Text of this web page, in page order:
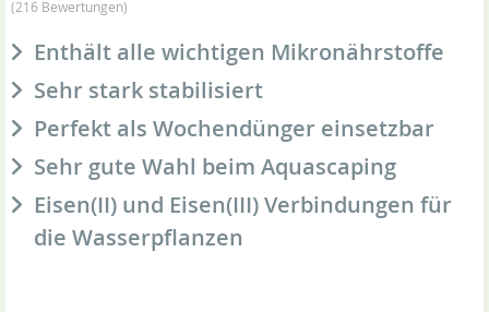
(216 Bewertungen)
Enthält alle wichtigen Mikronährstoffe
Sehr stark stabilisiert
Perfekt als Wochendünger einsetzbar
Sehr gute Wahl beim Aquascaping
Eisen(II) und Eisen(III) Verbindungen für
die Wasserpflanzen